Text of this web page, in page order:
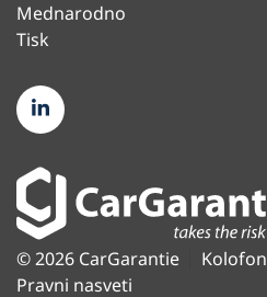
Mednarodno
Tisk
© 2026 CarGarantie Kolofon
Pravni nasveti